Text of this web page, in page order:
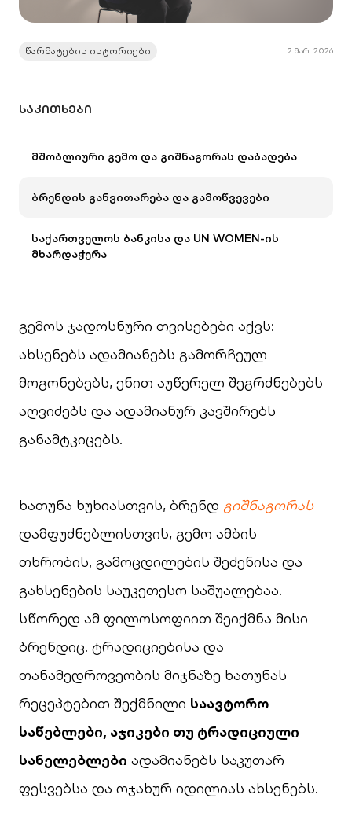
წარმატების ისტორიები 2 მარ. 2026
ᲡᲐᲙᲘᲗᲮᲔᲑᲘ
მშობლიური გემო და გიშნაგორას დაბადება
ბრენდის განვითარება და გამოწვევები
საქართველოს ბანკისა და UN WOMEN-ის
მხარდაჭერა
გემოს ჯადოსნური თვისებები აქვს:
ახსენებს ადამიანებს გამორჩეულ
მოგონებებს, ენით აუწერელ შეგრძნებებს
აღვიძებს და ადამიანურ კავშირებს
განამტკიცებს.
ხათუნა ხუხიასთვის, ბრენდ გიშნაგორას
დამფუძნებლისთვის, გემო ამბის
თხრობის, გამოცდილების შეძენისა და
გახსენების საუკეთესო საშუალებაა.
სწორედ ამ ფილოსოფიით შეიქმნა მისი
ბრენდიც. ტრადიციებისა და
თანამედროვეობის მიჯნაზე ხათუნას
რეცეპტებით შექმნილი საავტორო
საწებლები, აჯიკები თუ ტრადიციული
სანელებლები ადამიანებს საკუთარ
ფესვებსა და ოჯახურ იდილიას ახსენებს.